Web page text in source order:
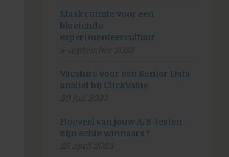
Maak ruimte voor een
bloeiende
experimenteercultuur
Vacature voor een Senior Data
analist bij ClickValue
Hoeveel van jouw A/B-testen
zijn echte winnaars?